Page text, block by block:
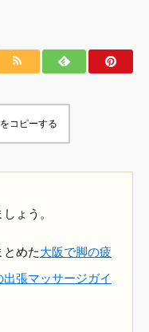
コピーする
ょう。
めた大阪で脚の疲
張マッサージガイ